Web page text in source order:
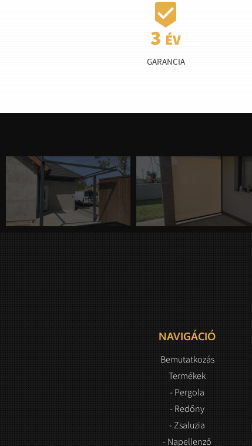

GARANCIA
NAVIGÁCIÓ
Bemutatkozás
Termékek
- Pergola
- Redőny
- Zsaluzia
- Napellenző